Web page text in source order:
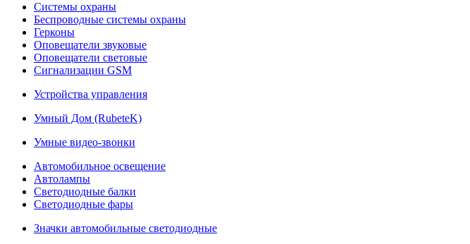
Системы охраны
Беспроводные системы охраны
Герконы
Оповещатели звуковые
Оповещатели световые
Сигнализации GSM
Устройства управления
Умный Дом (RubeteK)
Умные видео-звонки
Автомобильное освещение
Автолампы
Светодиодные балки
Светодиодные фары
Значки автомобильные светодиодные